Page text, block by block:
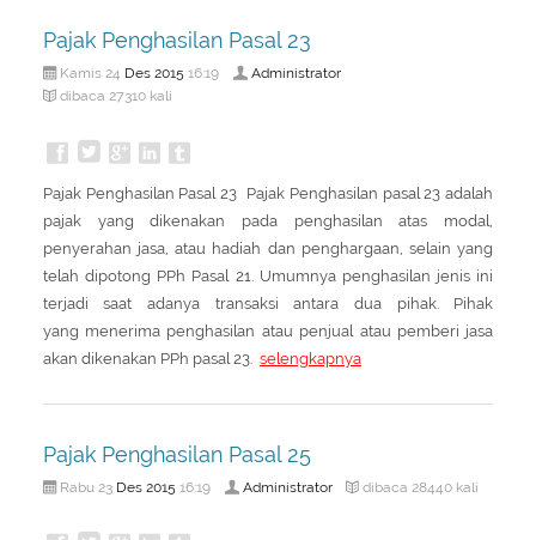
Pajak Penghasilan Pasal 23
Kamis 24 Des 2015 16:19 Administrator
dibaca 27310 kali
Pajak Penghasilan Pasal 23 Pajak Penghasilan pasal 23 adalah
pajak yang dikenakan pada penghasilan atas modal,
penyerahan jasa, atau hadiah dan penghargaan, selain yang
telah dipotong PPh Pasal 21. Umumnya penghasilan jenis ini
terjadi saat adanya transaksi antara dua pihak. Pihak
yang menerima penghasilan atau penjual atau pemberi jasa
akan dikenakan PPh pasal 23. selengkapnya
Pajak Penghasilan Pasal 25
Rabu 23 Des 2015 16:19 Administrator dibaca 28440 kali